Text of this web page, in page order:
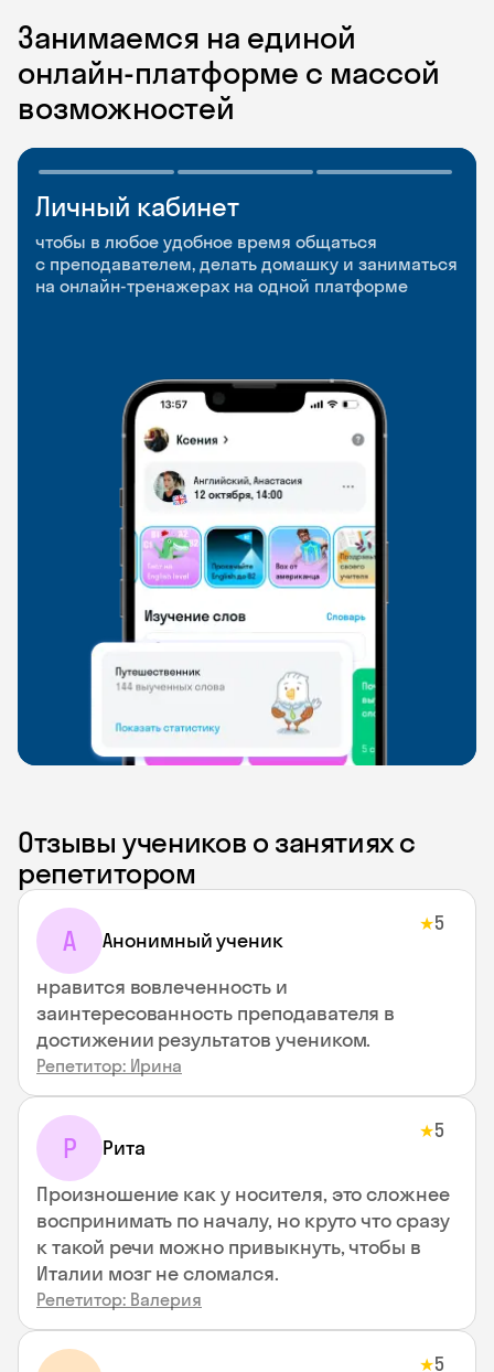
Занимаемся на единой
онлайн-платформе с массой
возможностей
Личный кабинет
чтобы в любое удобное время общаться
с преподавателем, делать домашку и заниматься
на онлайн-тренажерах на одной платформе
Мобильное
приложение
чтобы заниматься и изучать новые слова где
и когда удобно
Разговорные клубы
и Talks
Групповые занятия для разговорной практики
и индивидуальные встречи с преподавателями
Отзывы учеников о занятиях с
репетитором
А Анонимный ученик
★5
нравится вовлеченность и
заинтересованность преподавателя в
достижении результатов учеником.
Репетитор: Ирина
Р Рита
★5
Произношение как у носителя, это сложнее
воспринимать по началу, но круто что сразу
к такой речи можно привыкнуть, чтобы в
Италии мозг не сломался.
Репетитор: Валерия
★5